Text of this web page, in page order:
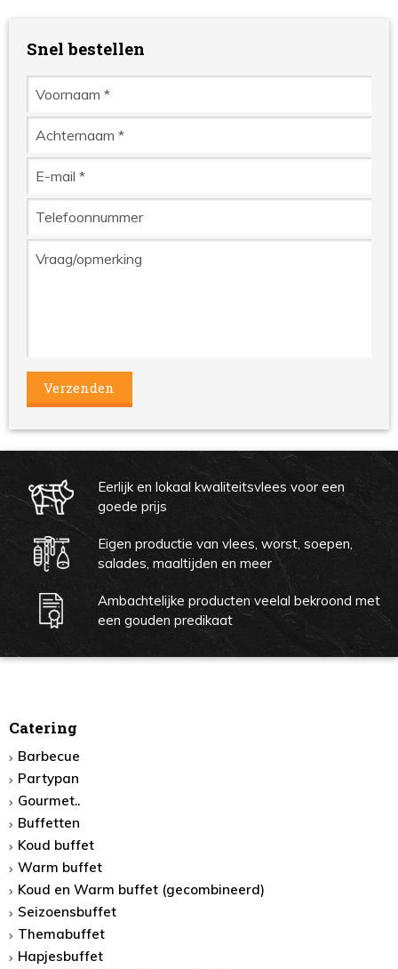
Snel bestellen
Verzenden
Eerlijk en lokaal kwaliteitsvlees voor een
goede prijs
Eigen productie van vlees, worst, soepen,
salades, maaltijden en meer
Ambachtelijke producten veelal bekroond met
een gouden predikaat
Catering
Barbecue
Partypan
Gourmet..
Buffetten
Koud buffet
Warm buffet
Koud en Warm buffet (gecombineerd)
Seizoensbuffet
Themabuffet
Hapjesbuffet